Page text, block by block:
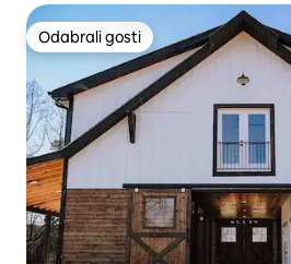
Odabrali gosti
Odabrali gosti